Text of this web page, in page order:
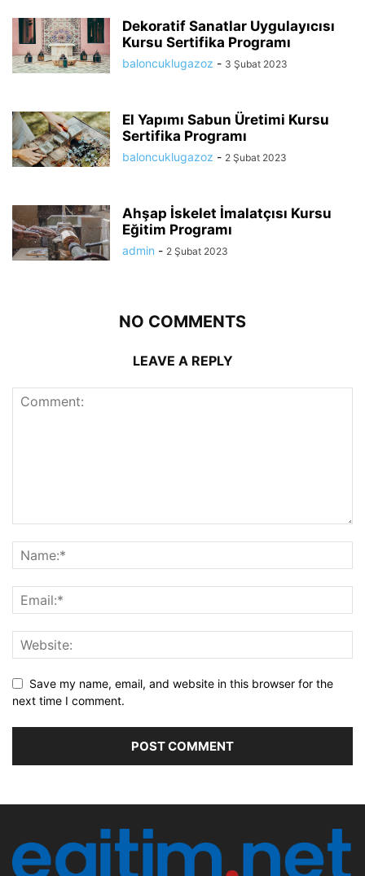
Dekoratif Sanatlar Uygulayıcısı
Kursu Sertifika Programı
baloncuklugazoz - 3 Şubat 2023
El Yapımı Sabun Üretimi Kursu
Sertifika Programı
baloncuklugazoz - 2 Şubat 2023
Ahşap İskelet İmalatçısı Kursu
Eğitim Programı
admin - 2 Şubat 2023
NO COMMENTS
LEAVE A REPLY
Save my name, email, and website in this browser for the
next time I comment.